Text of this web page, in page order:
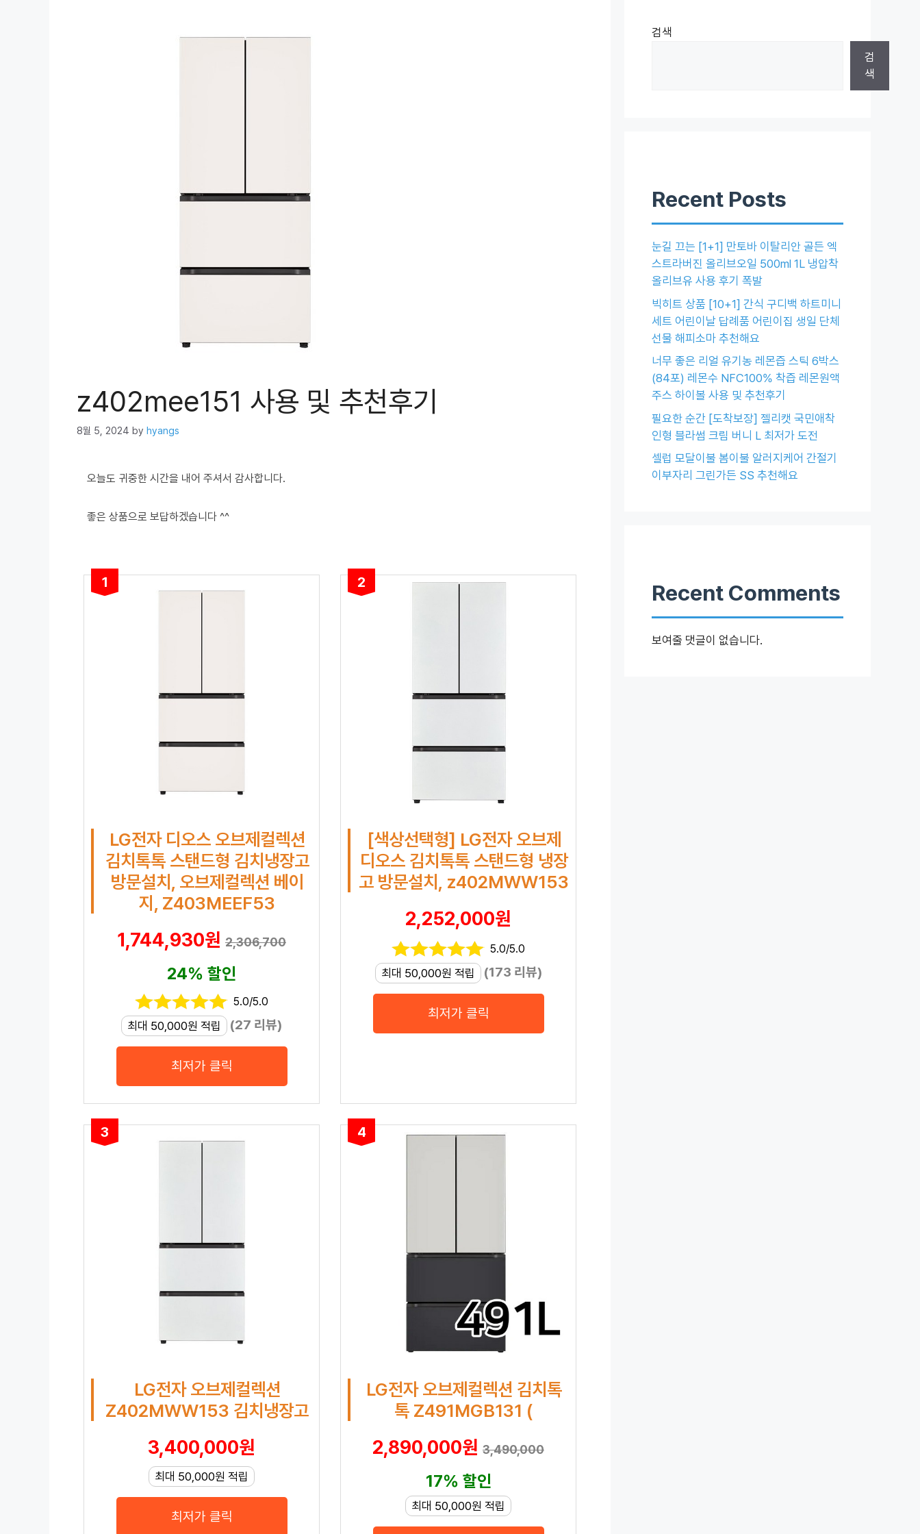
z402mee151 사용 및 추천후기
8월 5, 2024 by hyangs
오늘도 귀중한 시간을 내어 주셔서 감사합니다.
좋은 상품으로 보답하겠습니다 ^^
1
LG전자 디오스 오브제컬렉션
김치톡톡 스탠드형 김치냉장고
방문설치, 오브제컬렉션 베이
지, Z403MEEF53
1,744,930원 2,306,700
24% 할인
5.0/5.0
최대 50,000원 적립 (27 리뷰)
최저가 클릭
2
[색상선택형] LG전자 오브제
디오스 김치톡톡 스탠드형 냉장
고 방문설치, z402MWW153
2,252,000원
5.0/5.0
최대 50,000원 적립 (173 리뷰)
최저가 클릭
3
LG전자 오브제컬렉션
Z402MWW153 김치냉장고
3,400,000원
최대 50,000원 적립
최저가 클릭
4
LG전자 오브제컬렉션 김치톡
톡 Z491MGB131 (
2,890,000원 3,490,000
17% 할인
최대 50,000원 적립
검색
검
색
Recent Posts
눈길 끄는 [1+1] 만토바 이탈리안 골든 엑
스트라버진 올리브오일 500ml 1L 냉압착
올리브유 사용 후기 폭발
빅히트 상품 [10+1] 간식 구디백 하트미니
세트 어린이날 답례품 어린이집 생일 단체
선물 해피소마 추천해요
너무 좋은 리얼 유기농 레몬즙 스틱 6박스
(84포) 레몬수 NFC100% 착즙 레몬원액
주스 하이볼 사용 및 추천후기
필요한 순간 [도착보장] 젤리캣 국민애착
인형 블라썸 크림 버니 L 최저가 도전
셀럽 모달이불 봄이불 알러지케어 간절기
이부자리 그린가든 SS 추천해요
Recent Comments
보여줄 댓글이 없습니다.